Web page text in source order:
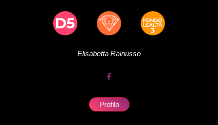
Elisabetta Rainusso
Profilo